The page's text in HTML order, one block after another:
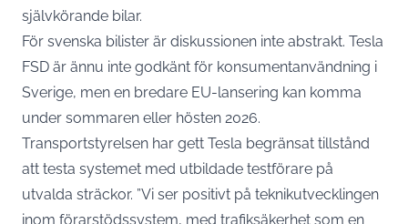
självkörande bilar.
För svenska bilister är diskussionen inte abstrakt. Tesla
FSD är ännu inte godkänt för konsumentanvändning i
Sverige, men en bredare EU-lansering kan komma
under sommaren eller hösten 2026.
Transportstyrelsen har gett Tesla begränsat tillstånd
att testa systemet med utbildade testförare på
utvalda sträckor. ”Vi ser positivt på teknikutvecklingen
inom förarstödssystem, med trafiksäkerhet som en